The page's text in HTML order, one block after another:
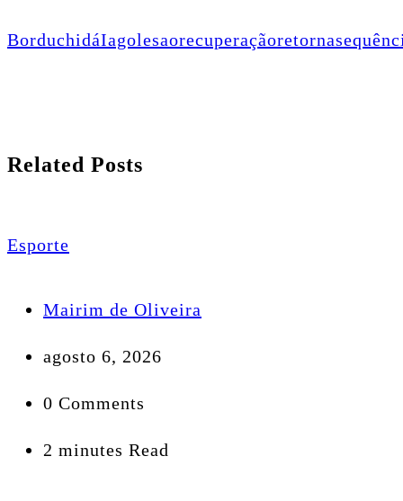
BorduchidáIagolesaorecuperaçãoretorna
Related Posts
Esporte
Mairim de Oliveira
agosto 6, 2026
0 Comments
2 minutes Read